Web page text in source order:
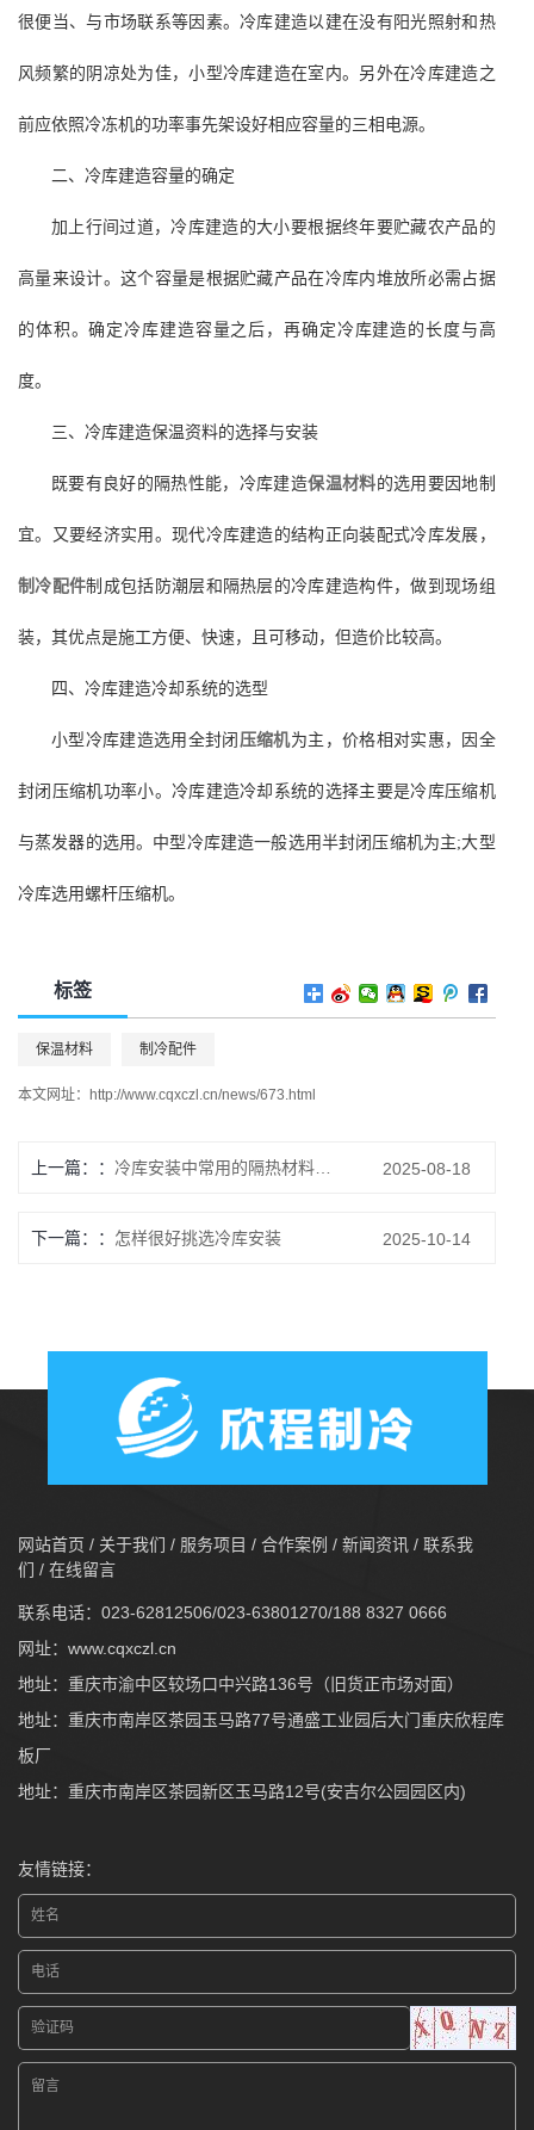
很便当、与市场联系等因素。冷库建造以建在没有阳光照射和热
风频繁的阴凉处为佳，小型冷库建造在室内。另外在冷库建造之
前应依照冷冻机的功率事先架设好相应容量的三相电源。
二、冷库建造容量的确定
加上行间过道，冷库建造的大小要根据终年要贮藏农产品的
高量来设计。这个容量是根据贮藏产品在冷库内堆放所必需占据
的体积。确定冷库建造容量之后，再确定冷库建造的长度与高
度。
三、冷库建造保温资料的选择与安装
既要有良好的隔热性能，冷库建造保温材料的选用要因地制
宜。又要经济实用。现代冷库建造的结构正向装配式冷库发展，
制冷配件制成包括防潮层和隔热层的冷库建造构件，做到现场组
装，其优点是施工方便、快速，且可移动，但造价比较高。
四、冷库建造冷却系统的选型
小型冷库建造选用全封闭 压缩机为主，价格相对实惠，因全
封闭压缩机功率小。冷库建造冷却系统的选择主要是冷库压缩机
与蒸发器的选用。中型冷库建造一般选用半封闭压缩机为主;大型
冷库选用螺杆压缩机。
标签
保温材料 制冷配件
本文网址： http://www.cqxczl.cn/news/673.html
上一篇： 冷库安装中常用的隔热材料有哪些？ 2025-08-18
下一篇： 怎样很好挑选冷库安装 2025-10-14
网站首页 / 关于我们 / 服务项目 / 合作案例 / 新闻资讯 / 联系我
们 / 在线留言
联系电话：023-62812506/023-63801270/188 8327 0666
网址： www.cqxczl.cn
地址：重庆市渝中区较场口中兴路136号（旧货正市场对面）
地址：重庆市南岸区茶园玉马路77号通盛工业园后大门重庆欣程库
板厂
地址：重庆市南岸区茶园新区玉马路12号(安吉尔公园园区内)
友情链接：